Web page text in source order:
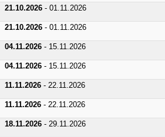
21.10.2026- 01.11.2026
21.10.2026- 01.11.2026
04.11.2026- 15.11.2026
04.11.2026- 15.11.2026
11.11.2026- 22.11.2026
11.11.2026- 22.11.2026
18.11.2026- 29.11.2026